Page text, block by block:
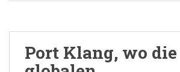
Port Klang, wo die